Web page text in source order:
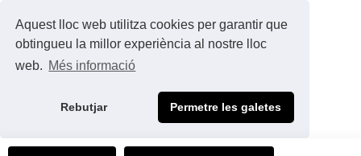
Aquest lloc web utilitza cookies per garantir que
obtingueu la millor experiència al nostre lloc
web. Més informació
Rebutjar Permetre les galetes